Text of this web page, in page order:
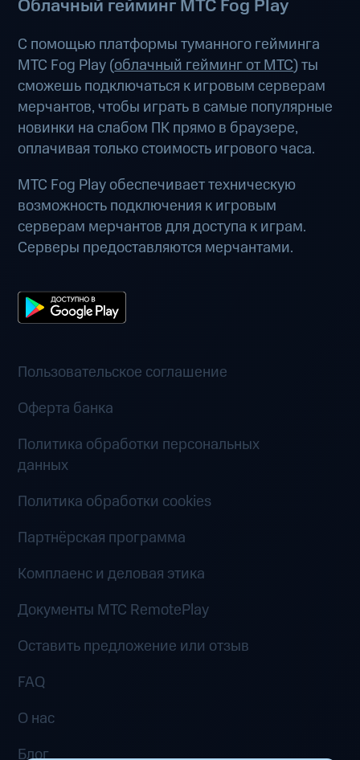
Облачный гейминг МТС Fog Play
С помощью платформы туманного гейминга
МТС Fog Play (облачный гейминг от МТС) ты
сможешь подключаться к игровым серверам
мерчантов, чтобы играть в самые популярные
новинки на слабом ПК прямо в браузере,
оплачивая только стоимость игрового часа.
МТС Fog Play обеспечивает техническую
возможность подключения к игровым
серверам мерчантов для доступа к играм.
Серверы предоставляются мерчантами.
Пользовательское соглашение
Оферта банка
Политика обработки персональных
данных
Политика обработки cookies
Партнёрская программа
Комплаенс и деловая этика
Документы MTC RemotePlay
Оставить предложение или отзыв
FAQ
О нас
Блог